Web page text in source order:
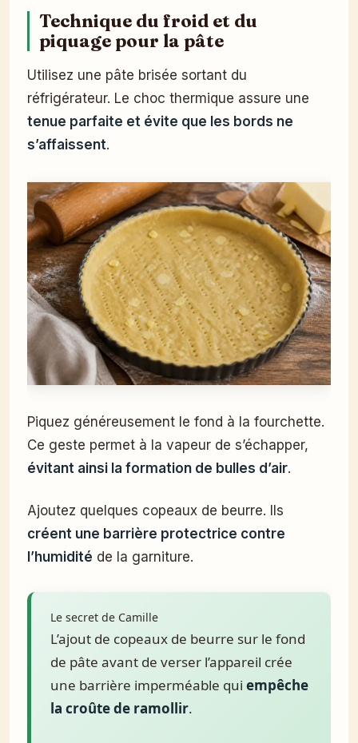
Technique du froid et du
piquage pour la pâte
Utilisez une pâte brisée sortant du
réfrigérateur. Le choc thermique assure une
tenue parfaite et évite que les bords ne
s’affaissent.
Piquez généreusement le fond à la fourchette.
Ce geste permet à la vapeur de s’échapper,
évitant ainsi la formation de bulles d’air.
Ajoutez quelques copeaux de beurre. Ils
créent une barrière protectrice contre
l’humidité de la garniture.
Le secret de Camille
L’ajout de copeaux de beurre sur le fond
de pâte avant de verser l’appareil crée
une barrière imperméable qui empêche
la croûte de ramollir.